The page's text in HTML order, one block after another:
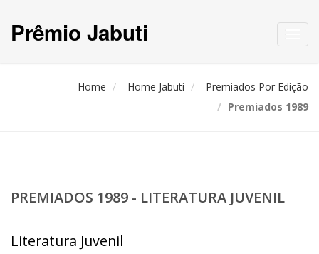
Prêmio Jabuti
Home Home Jabuti
Premiados Por Edição
Premiados 1989
PREMIADOS 1989 - LITERATURA JUVENIL
Literatura Juvenil